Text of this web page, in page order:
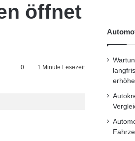
öffnet
0 1 Minute Lesezeit